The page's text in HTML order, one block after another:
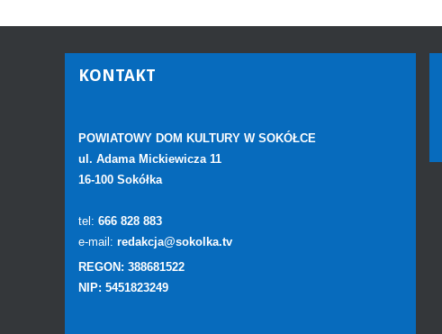
KONTAKT
POWIATOWY DOM KULTURY W SOKÓŁCE
ul. Adama Mickiewicza 11
16-100 Sokółka
tel: 666 828 883
e-mail: redakcja@sokolka.tv
REGON: 388681522
NIP: 5451823249